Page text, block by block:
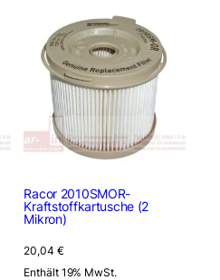
Racor 2010SMOR-
Kraftstoffkartusche (2
Mikron)
20,04 €
Enthält 19% MwSt.